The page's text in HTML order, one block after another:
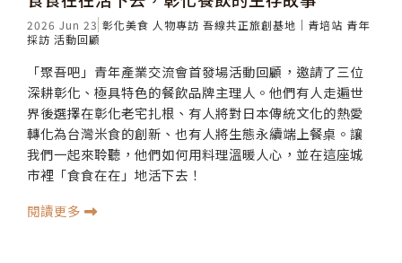
2026 Jun 23 彰化美食 人物專訪 吾線共正旅創基地｜青培站 青年
採訪 活動回顧
「聚吾吧」青年產業交流會首發場活動回顧，邀請了三位
深耕彰化、極具特色的餐飲品牌主理人。他們有人走遍世
界後選擇在彰化老宅扎根、有人將對日本傳統文化的熱愛
轉化為台灣米食的創新、也有人將生態永續端上餐桌。讓
我們一起來聆聽，他們如何用料理溫暖人心，並在這座城
市裡「食食在在」地活下去！
閱讀更多